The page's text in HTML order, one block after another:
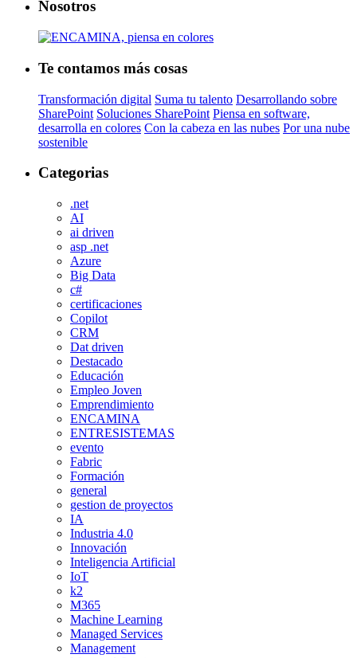
Nosotros
Te contamos más cosas
Transformación digital Suma tu talento Desarrollando sobre
SharePoint Soluciones SharePoint Piensa en software,
desarrolla en colores Con la cabeza en las nubes Por una nube
sostenible
Categorias
.net
AI
ai driven
asp .net
Azure
Big Data
c#
certificaciones
Copilot
CRM
Dat driven
Destacado
Educación
Empleo Joven
Emprendimiento
ENCAMINA
ENTRESISTEMAS
evento
Fabric
Formación
general
gestion de proyectos
IA
Industria 4.0
Innovación
Inteligencia Artificial
IoT
k2
M365
Machine Learning
Managed Services
Management